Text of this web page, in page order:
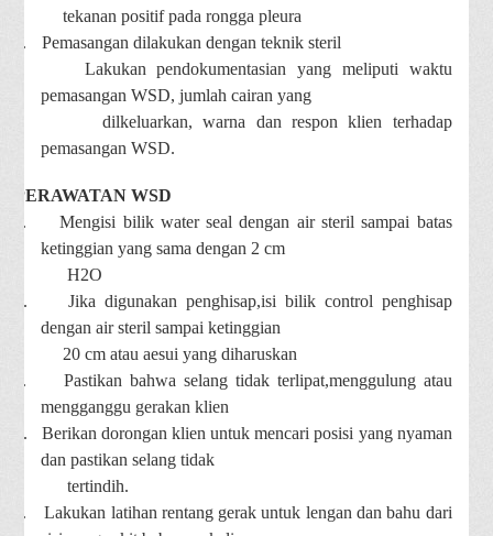
tekanan positif pada rongga pleura
e.
Pemasangan dilakukan dengan teknik steril
Lakukan pendokumentasian yang meliputi waktu
pemasangan WSD, jumlah cairan yang
dilkeluarkan, warna dan respon klien terhadap
pemasangan WSD.
PERAWATAN WSD
a.
Mengisi bilik water seal dengan air steril sampai batas
ketinggian yang sama dengan 2 cm
H2O
b.
Jika digunakan penghisap,isi bilik control penghisap
dengan air steril sampai ketinggian
20 cm atau aesui yang diharuskan
c.
Pastikan bahwa selang tidak terlipat,menggulung atau
mengganggu gerakan klien
d.
Berikan dorongan klien untuk mencari posisi yang nyaman
dan pastikan selang tidak
tertindih.
e.
Lakukan latihan rentang gerak untuk lengan dan bahu dari